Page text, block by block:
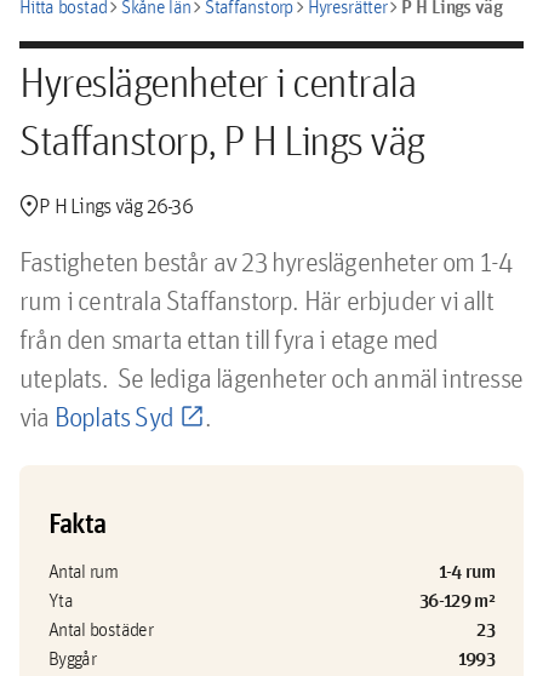
Hitta bostadchevron_rightSkåne länchevron_rightStaffanstorpchevron_rightHyresrätterchevron_rightP H Lings väg
Hyreslägenheter i centrala
Staffanstorp, P H Lings väg
location_pinP H Lings väg 26-36
Fastigheten består av 23 hyreslägenheter om 1-4
rum i centrala Staffanstorp. Här erbjuder vi allt
från den smarta ettan till fyra i etage med
uteplats. Se lediga lägenheter och anmäl intresse
via Boplats Syd .
Fakta
Antal rum 1-4 rum
Yta 36-129 m²
Antal bostäder 23
Byggår 1993